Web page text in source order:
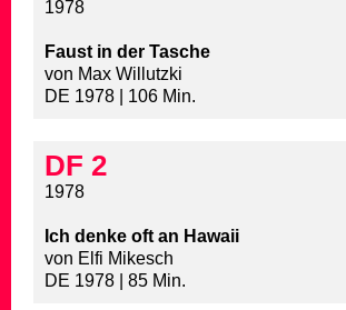
1978
Faust in der Tasche
von Max Willutzki
DE 1978 | 106 Min.
DF 2
1978
Ich denke oft an Hawaii
von Elfi Mikesch
DE 1978 | 85 Min.